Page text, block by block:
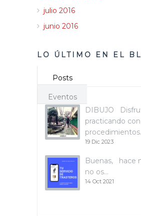
julio 2016
junio 2016
LO ÚLTIMO EN EL
Posts
Eventos
DIBUJO
practicando
19 Dic 2023
Buenas, hace
no os…
14 Oct 2021